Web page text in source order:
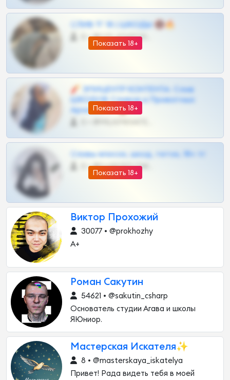
Показать 18+
СЛИВ ТГ 18 | ШКОДЫ 🔞🔥
0 •
Показать 18+
🧨 ЭПИЦЕНТР КОНТЕНТА: Слив
ШКОДОВ Сливов и Приватных
Архивов ТГ 🔞💎
Показать 18+
Сливы вписок, шкод, теток, 18+ тг
0 •
Виктор Прохожий
30077 • @prokhozhy
А+
Роман Сакутин
54621 • @sakutin_csharp
Основатель студии Агава и школы
ЯЮниор.
Мастерская Искателя✨
8 • @masterskaya_iskatelya
Привет! Рада видеть тебя в моей